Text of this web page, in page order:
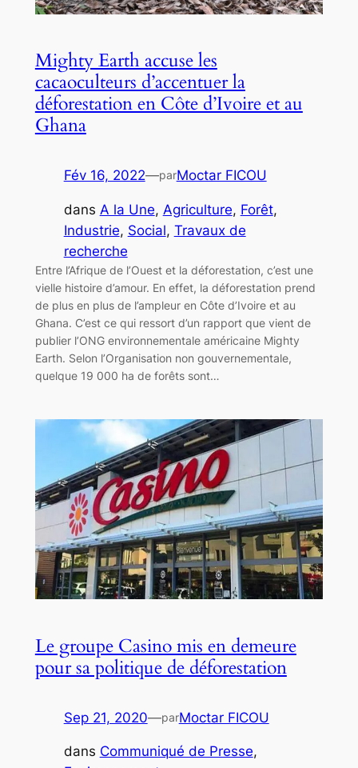
Mighty Earth accuse les
cacaoculteurs d’accentuer la
déforestation en Côte d’Ivoire et au
Ghana
Fév 16, 2022—parMoctar FICOU
dans A la Une, Agriculture, Forêt
Industrie, Social, Travaux de
recherche
Entre l’Afrique de l’Ouest et la déforestation, c’est une
vielle histoire d’amour. En effet, la déforestation prend
de plus en plus de l’ampleur en Côte d’Ivoire et au
Ghana. C’est ce qui ressort d’un rapport que vient de
publier l’ONG environnementale américaine Mighty
Earth. Selon l’Organisation non gouvernementale,
quelque 19 000 ha de forêts sont…
Le groupe Casino mis en demeure
pour sa politique de déforestation
Sep 21, 2020—parMoctar FICOU
dans Communiqué de Presse